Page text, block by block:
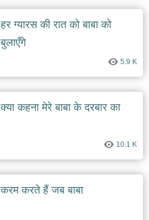
हर ग्यारस की रात को बाबा को
बुलाएँगे
5.9 K
क्या कहना मेरे बाबा के दरबार का
10.1 K
करम करते हैं जब बाबा